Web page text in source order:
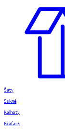
Šaty
Sukně
Kalhoty
Kraťasy